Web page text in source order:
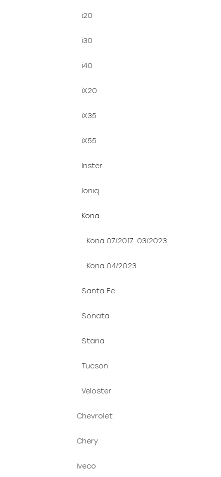
i20
i30
i40
iX20
iX35
iX55
Inster
Ioniq
Kona
Kona 07/2017-03/2023
Kona 04/2023-
Santa Fe
Sonata
Staria
Tucson
Veloster
Chevrolet
Chery
Iveco